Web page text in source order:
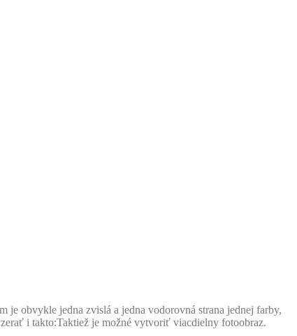
obvykle jedna zvislá a jedna vodorovná strana jednej farby,
i takto:Taktiež je možné vytvoriť viacdielny fotoobraz.